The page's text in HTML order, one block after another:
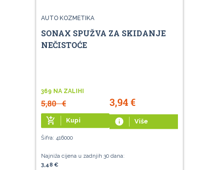
AUTO KOZMETIKA
SONAX SPUŽVA ZA SKIDANJE
NEČISTOĆE
369 NA ZALIHI
5,80€ 3,94€
add_shopping_cart Kupi info Više
Šifra: 416000
Najniža cijena u zadnjih 30 dana:
3,48 €